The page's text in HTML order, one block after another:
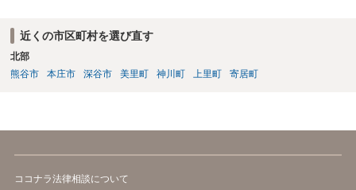
きちんと追及されたい場合には、労働法にかなり詳しく、上記に関係
した法理等にも通じた弁護士等に相談し、法的に正確に分析してもら
い、今後の対応を検討するべきです。
近くの市区町村を選び直す
北部
熊谷市
本庄市 深谷市 美里町 神川町 上里町 寄居町
ココナラ法律相談について